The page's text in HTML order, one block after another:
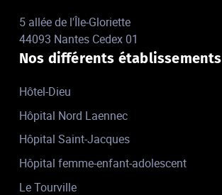
5 allée de l'Île-Gloriette
44093 Nantes Cedex 01
Nos différents établissements
Hôtel-Dieu
Hôpital Nord Laennec
Hôpital Saint-Jacques
Hôpital femme-enfant-adolescent
Le Tourville